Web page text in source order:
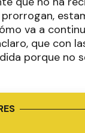
va a
que con
porque no